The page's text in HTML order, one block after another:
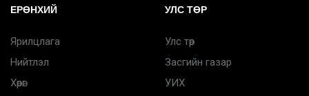
ЕРӨНХИЙ
Ярилцлага
Нийтлэл
Хөрөг
УЛС ТӨР
Улс төр
Засгийн газар
УИХ